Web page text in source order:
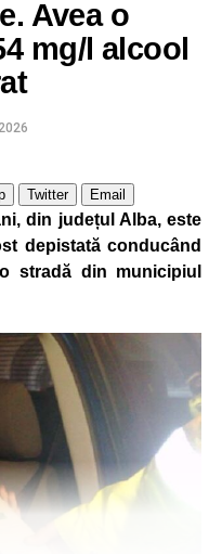
Avea o
mg/l alcool
Twitter Email
din județul Alba, este
depistată conducând
stradă din municipiul